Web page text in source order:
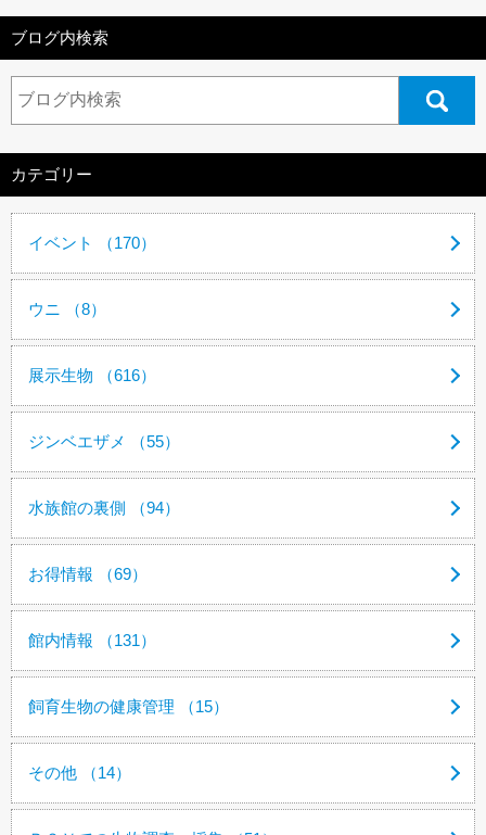
ブログ内検索
カテゴリー
イベント （170）
ウニ （8）
展示生物 （616）
ジンベエザメ （55）
水族館の裏側 （94）
お得情報 （69）
館内情報 （131）
飼育生物の健康管理 （15）
その他 （14）